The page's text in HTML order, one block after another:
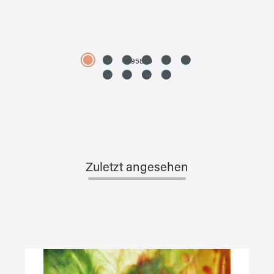
4595890
Zuletzt angesehen
Produktgalerie überspringen